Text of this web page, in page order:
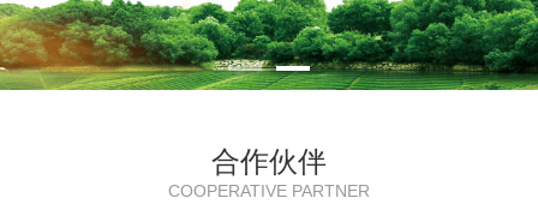
合作伙伴
COOPERATIVE PARTNER